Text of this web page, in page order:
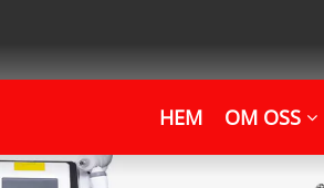
HEM OM OSS